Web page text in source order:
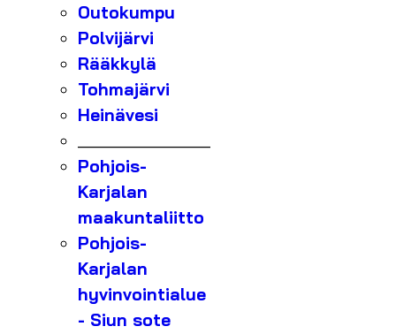
Outokumpu
Polvijärvi
Rääkkylä
Tohmajärvi
Heinävesi
Pohjois-
Karjalan
maakuntaliitto
Pohjois-
Karjalan
hyvinvointialue
- Siun sote